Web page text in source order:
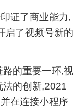
证了商业能力,
启了视频号新的
的重要一环,视
法的创新,2021
在连接小程序